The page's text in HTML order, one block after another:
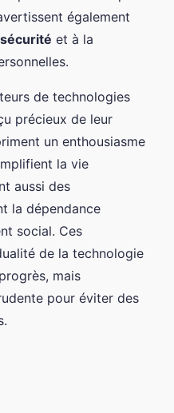
également
et à la
de technologies
précieux de leur
un enthousiasme
la vie
aussi des
la dépendance
social. Ces
de la technologie
mais
pour éviter des